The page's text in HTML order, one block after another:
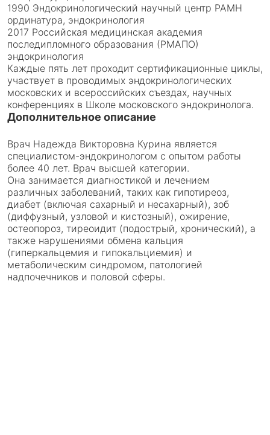
1990 Эндокринологический научный центр РАМН
ординатура, эндокринология
2017 Российская медицинская академия
последипломного образования (РМАПО)
эндокринология
Каждые пять лет проходит сертификационные циклы,
участвует в проводимых эндокринологических
московских и всероссийских съездах, научных
конференциях в Школе московского эндокринолога.
Дополнительное описание
Врач Надежда Викторовна Курина является
специалистом-эндокринологом с опытом работы
более 40 лет. Врач высшей категории.
Она занимается диагностикой и лечением
различных заболеваний, таких как гипотиреоз,
диабет (включая сахарный и несахарный), зоб
(диффузный, узловой и кистозный), ожирение,
остеопороз, тиреоидит (подострый, хронический), а
также нарушениями обмена кальция
(гиперкальцемия и гипокальциемия) и
метаболическим синдромом, патологией
надпочечников и половой сферы.